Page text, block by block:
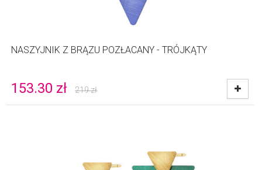
NASZYJNIK Z BRĄZU POZŁACANY - TRÓJKĄTY
153.30 zł 219zł